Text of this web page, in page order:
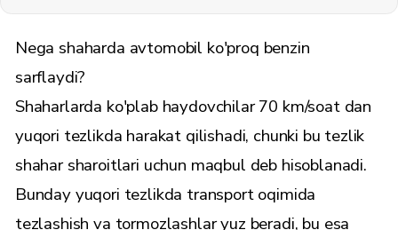
Nega shaharda avtomobil ko'proq benzin
sarflaydi?
Shaharlarda ko'plab haydovchilar 70 km/soat dan
yuqori tezlikda harakat qilishadi, chunki bu tezlik
shahar sharoitlari uchun maqbul deb hisoblanadi.
Bunday yuqori tezlikda transport oqimida
tezlashish va tormozlashlar yuz beradi, bu esa